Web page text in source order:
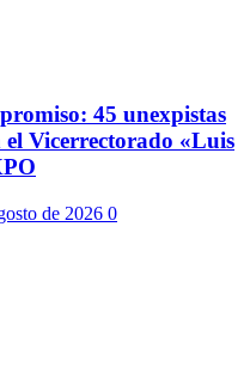
45 unexpistas
Vicerrectorado «Luis
de 2026 0